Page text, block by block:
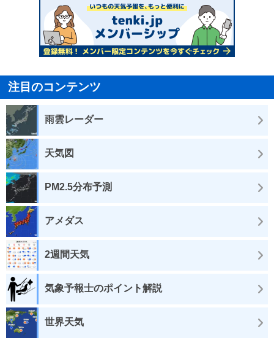
注目のコンテンツ
雨雲レーダー
天気図
PM2.5分布予測
アメダス
2週間天気
気象予報士のポイント解説
世界天気